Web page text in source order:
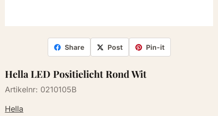
Share Post Pin-it
Hella LED Positielicht Rond Wit
Artikelnr: 0210105B
Hella